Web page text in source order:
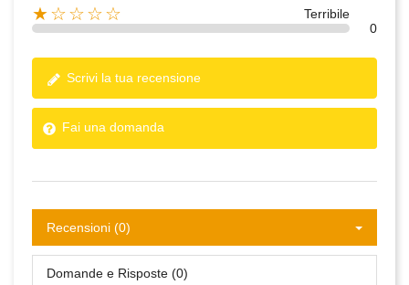
★☆☆☆☆
Terribile
0
Scrivi la tua recensione
Fai una domanda
Recensioni (0)
Domande e Risposte (0)